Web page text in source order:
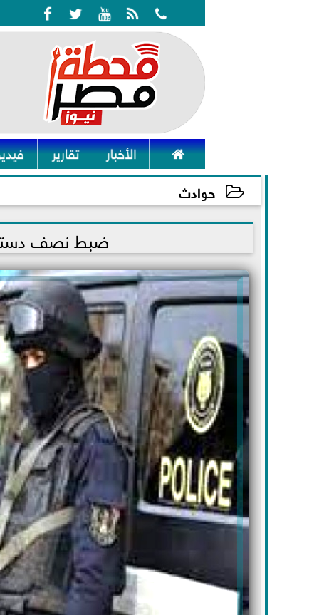
    
 الأخبار تقارير
حوادث
2021-11-24 12:30:30 ضبط نصف دستة